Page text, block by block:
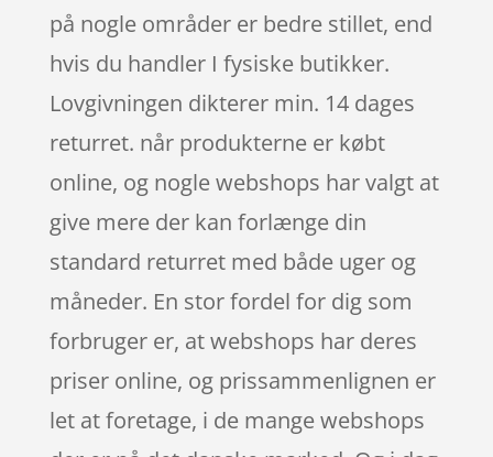
på nogle områder er bedre stillet, end
hvis du handler I fysiske butikker.
Lovgivningen dikterer min. 14 dages
returret. når produkterne er købt
online, og nogle webshops har valgt at
give mere der kan forlænge din
standard returret med både uger og
måneder. En stor fordel for dig som
forbruger er, at webshops har deres
priser online, og prissammenlignen er
let at foretage, i de mange webshops